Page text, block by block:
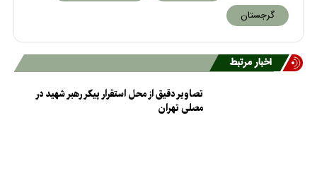
گرجستان
اخبار مرتبط
تصاویر دقیق از محل استقرار پیکر رهبر شهید در
مصلی تهران